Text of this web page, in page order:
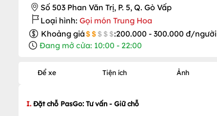
Số 503 Phan Văn Trị, P. 5, Q. Gò Vấp
Loại hình: Gọi món Trung Hoa
Khoảng giá
:200.000 - 300.000 đ/người
Đang mở cửa: 10:00 - 22:00
Để xe Tiện ích Ảnh
I. Đặt chỗ PasGo: Tư vấn - Giữ chỗ